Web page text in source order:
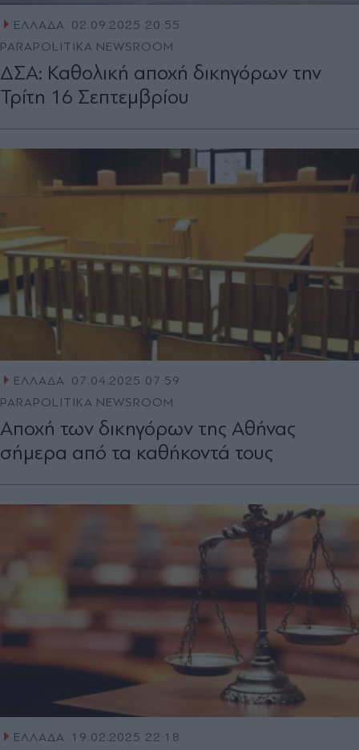
ΕΛΛΑΔΑ
02.09.2025 20:55
PARAPOLITIKA NEWSROOM
ΔΣΑ: Καθολική αποχή δικηγόρων την
Τρίτη 16 Σεπτεμβρίου
ΕΛΛΑΔΑ 07.04.2025 07:59
PARAPOLITIKA NEWSROOM
Αποχή των δικηγόρων της Αθήνας
σήμερα από τα καθήκοντά τους
ΕΛΛΑΔΑ 19.02.2025 22:18